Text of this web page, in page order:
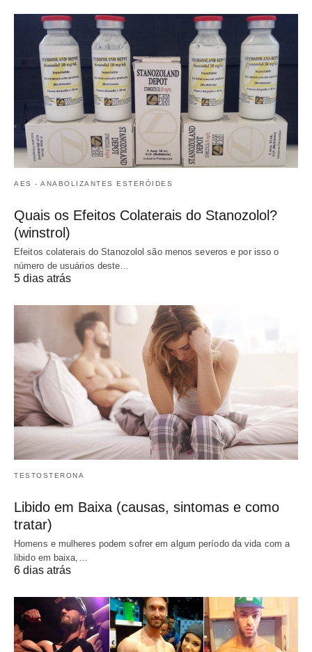
AES - ANABOLIZANTES ESTERÓIDES
Quais os Efeitos Colaterais do Stanozolol?
(winstrol)
Efeitos colaterais do Stanozolol são menos severos e por isso o
número de usuários deste…
5 dias atrás
TESTOSTERONA
Libido em Baixa (causas, sintomas e como
tratar)
Homens e mulheres podem sofrer em algum período da vida com a
libido em baixa,…
6 dias atrás